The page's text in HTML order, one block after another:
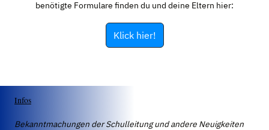
benötigte Formulare finden du und deine Eltern hier:
Klick hier!
Infos
Bekanntmachungen der Schulleitung und andere Neuigkeiten